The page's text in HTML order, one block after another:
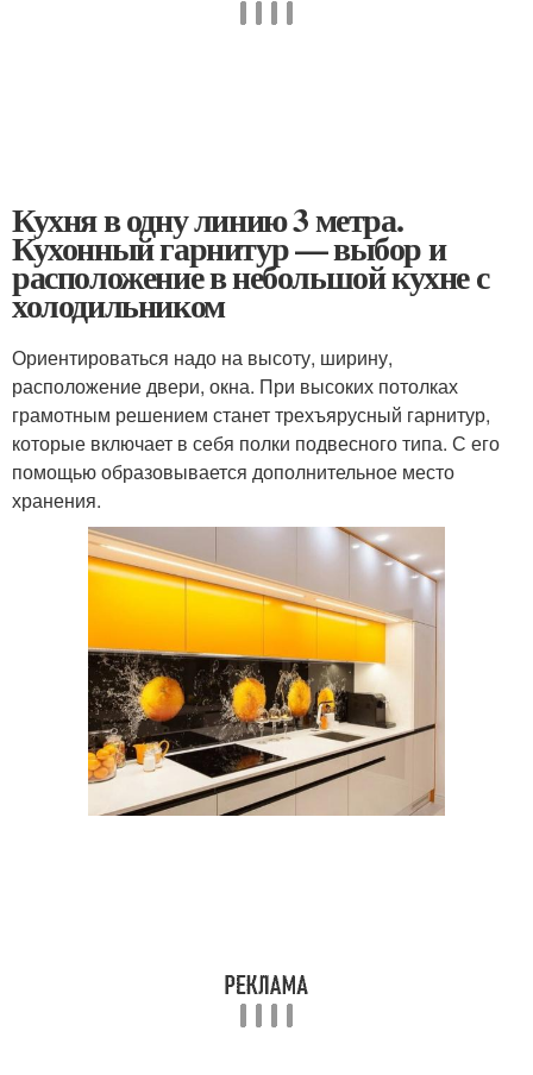
Кухня в одну линию 3 метра.
Кухонный гарнитур — выбор и
расположение в небольшой кухне с
холодильником
Ориентироваться надо на высоту, ширину,
расположение двери, окна. При высоких потолках
грамотным решением станет трехъярусный гарнитур,
которые включает в себя полки подвесного типа. С его
помощью образовывается дополнительное место
хранения.